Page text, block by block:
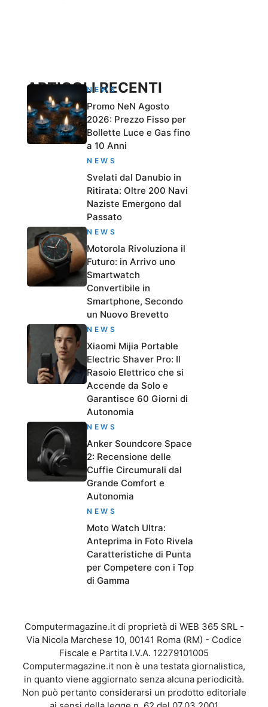
ARTICOLI RECENTI
NEWS
Promo NeN Agosto
2026: Prezzo Fisso per
Bollette Luce e Gas fino
a 10 Anni
NEWS
Svelati dal Danubio in
Ritirata: Oltre 200 Navi
Naziste Emergono dal
Passato
NEWS
Motorola Rivoluziona il
Futuro: in Arrivo uno
Smartwatch
Convertibile in
Smartphone, Secondo
un Nuovo Brevetto
NEWS
Xiaomi Mijia Portable
Electric Shaver Pro: Il
Rasoio Elettrico che si
Accende da Solo e
Garantisce 60 Giorni di
Autonomia
NEWS
Anker Soundcore Space
2: Recensione delle
Cuffie Circumurali dal
Grande Comfort e
Autonomia
NEWS
Moto Watch Ultra:
Anteprima in Foto Rivela
Caratteristiche di Punta
per Competere con i Top
di Gamma
Computermagazine.it di proprietà di WEB 365 SRL -
Via Nicola Marchese 10, 00141 Roma (RM) - Codice
Fiscale e Partita I.V.A. 12279101005
Computermagazine.it non è una testata giornalistica,
in quanto viene aggiornato senza alcuna periodicità.
Non può pertanto considerarsi un prodotto editoriale